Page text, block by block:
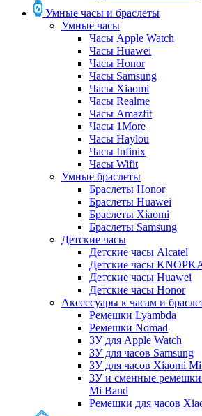
Умные часы и браслеты
Умные часы
Часы Apple Watch
Часы Huawei
Часы Honor
Часы Samsung
Часы Xiaomi
Часы Realme
Часы Amazfit
Часы 1More
Часы Haylou
Часы Infinix
Часы Wifit
Умные браслеты
Браслеты Honor
Браслеты Huawei
Браслеты Xiaomi
Браслеты Samsung
Детские часы
Детские часы Alcatel
Детские часы
Детские часы Huawei
Детские часы Honor
Аксессуары к часам и
Ремешки Lyambda
Ремешки Nomad
ЗУ для Apple Watch
ЗУ для часов Samsung
ЗУ для часов Xiaomi Mi
ЗУ и сменные ремешки
Mi Band
Ремешки для часов